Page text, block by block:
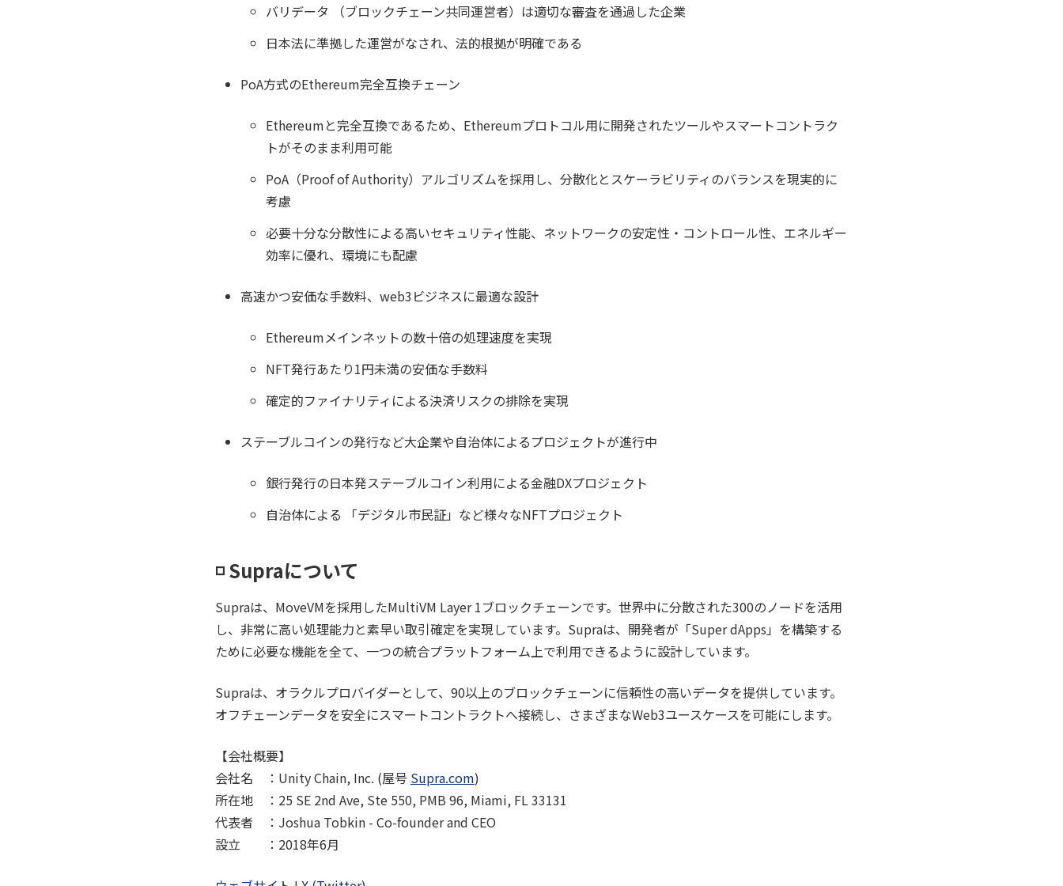
バリデータ （ブロックチェーン共同運営者）は適切な審査を通過した企業
日本法に準拠した運営がなされ、法的根拠が明確である
PoA方式のEthereum完全互換チェーン
Ethereumと完全互換であるため、Ethereumプロトコル用に開発されたツールやスマートコントラク
トがそのまま利用可能
PoA（Proof of Authority）アルゴリズムを採用し、分散化とスケーラビリティのバランスを現実的に
考慮
必要十分な分散性による高いセキュリティ性能、ネットワークの安定性・コントロール性、エネルギー
効率に優れ、環境にも配慮
高速かつ安価な手数料、web3ビジネスに最適な設計
Ethereumメインネットの数十倍の処理速度を実現
NFT発行あたり1円未満の安価な手数料
確定的ファイナリティによる決済リスクの排除を実現
ステーブルコインの発行など大企業や自治体によるプロジェクトが進行中
銀行発行の日本発ステーブルコイン利用による金融DXプロジェクト
自治体による 「デジタル市民証」など様々なNFTプロジェクト
◽️ Supraについて
Supraは、MoveVMを採用したMultiVM Layer 1ブロックチェーンです。世界中に分散された300のノードを活用
し、非常に高い処理能力と素早い取引確定を実現しています。Supraは、開発者が「Super dApps」を構築する
ために必要な機能を全て、一つの統合プラットフォーム上で利用できるように設計しています。
Supraは、オラクルプロバイダーとして、90以上のブロックチェーンに信頼性の高いデータを提供しています。
オフチェーンデータを安全にスマートコントラクトへ接続し、さまざまなWeb3ユースケースを可能にします。
【会社概要】
会社名 ：Unity Chain, Inc. (屋号 Supra.com)
所在地 ：25 SE 2nd Ave, Ste 550, PMB 96, Miami, FL 33131
代表者 ：Joshua Tobkin - Co-founder and CEO
設立 ：2018年6月